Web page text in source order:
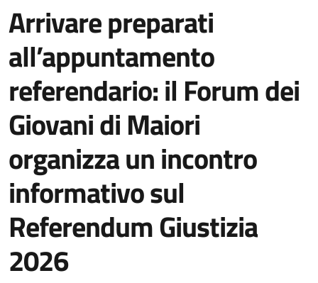
Arrivare preparati
all’appuntamento
referendario: il Forum dei
Giovani di Maiori
organizza un incontro
informativo sul
Referendum Giustizia
2026